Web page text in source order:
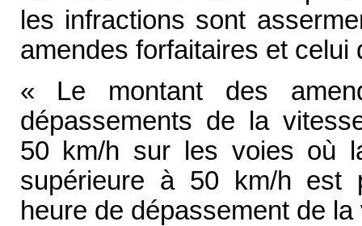
les infractions sont
amendes forfaitaires et
« Le montant des
dépassements de la
50 km/h sur les voies où
supérieure à 50 km/h est
heure de dépassement de